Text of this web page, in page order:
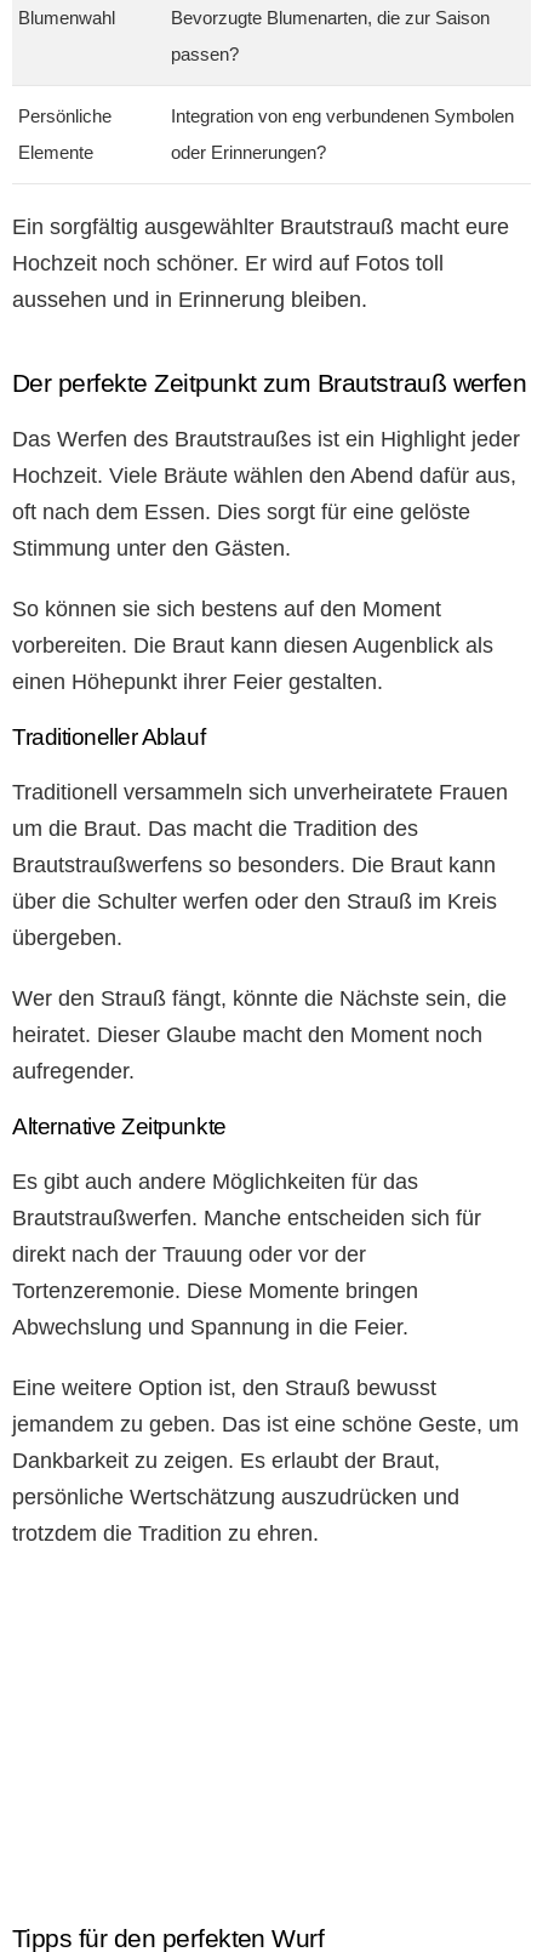
Blumenwahl
Bevorzugte Blumenarten, die zur Saison
passen?
Persönliche
Elemente
Integration von eng verbundenen Symbolen
oder Erinnerungen?
Ein sorgfältig ausgewählter Brautstrauß macht eure
Hochzeit noch schöner. Er wird auf Fotos toll
aussehen und in Erinnerung bleiben.
Der perfekte Zeitpunkt zum Brautstrauß werfen
Das Werfen des Brautstraußes ist ein Highlight jeder
Hochzeit. Viele Bräute wählen den Abend dafür aus,
oft nach dem Essen. Dies sorgt für eine gelöste
Stimmung unter den Gästen.
So können sie sich bestens auf den Moment
vorbereiten. Die Braut kann diesen Augenblick als
einen Höhepunkt ihrer Feier gestalten.
Traditioneller Ablauf
Traditionell versammeln sich unverheiratete Frauen
um die Braut. Das macht die Tradition des
Brautstraußwerfens so besonders. Die Braut kann
über die Schulter werfen oder den Strauß im Kreis
übergeben.
Wer den Strauß fängt, könnte die Nächste sein, die
heiratet. Dieser Glaube macht den Moment noch
aufregender.
Alternative Zeitpunkte
Es gibt auch andere Möglichkeiten für das
Brautstraußwerfen. Manche entscheiden sich für
direkt nach der Trauung oder vor der
Tortenzeremonie. Diese Momente bringen
Abwechslung und Spannung in die Feier.
Eine weitere Option ist, den Strauß bewusst
jemandem zu geben. Das ist eine schöne Geste, um
Dankbarkeit zu zeigen. Es erlaubt der Braut,
persönliche Wertschätzung auszudrücken und
trotzdem die Tradition zu ehren.
Tipps für den perfekten Wurf